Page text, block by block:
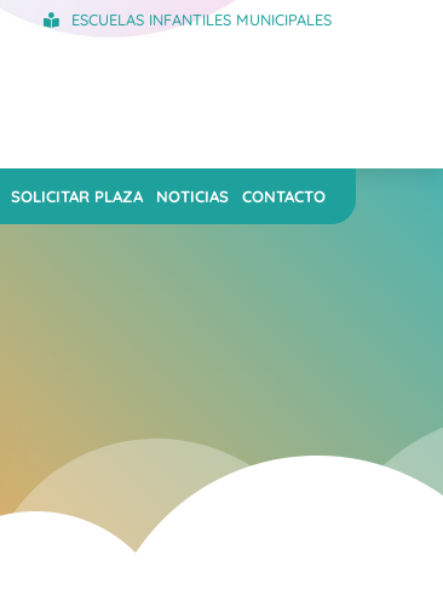
ESCUELAS INFANTILES MUNICIPALES
SOLICITAR PLAZA NOTICIAS CONTACTO